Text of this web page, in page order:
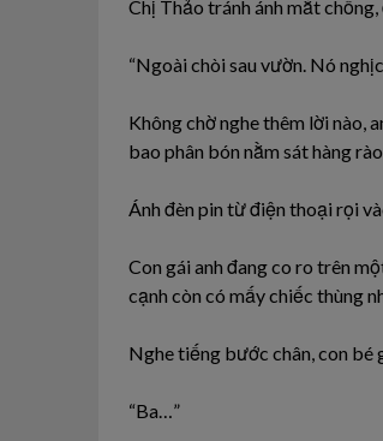
Chị Thảo tránh ánh mắt chồng,
“Ngoài chòi sau vườn. Nó
Không chờ nghe thêm lời nào,
bao phân bón nằm sát hàng
Ánh đèn pin từ điện thoại rọi
Con gái anh đang co ro trên
cạnh còn có mấy chiếc thùng
Nghe tiếng bước chân, con bé
“Ba…”